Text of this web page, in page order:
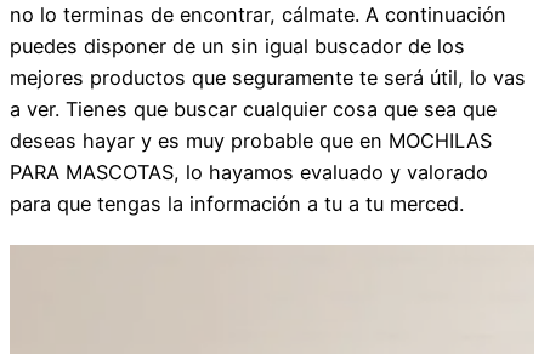
no lo terminas de encontrar, cálmate. A continuación
puedes disponer de un sin igual buscador de los
mejores productos que seguramente te será útil, lo vas
a ver. Tienes que buscar cualquier cosa que sea que
deseas hayar y es muy probable que en MOCHILAS
PARA MASCOTAS, lo hayamos evaluado y valorado
para que tengas la información a tu a tu merced.